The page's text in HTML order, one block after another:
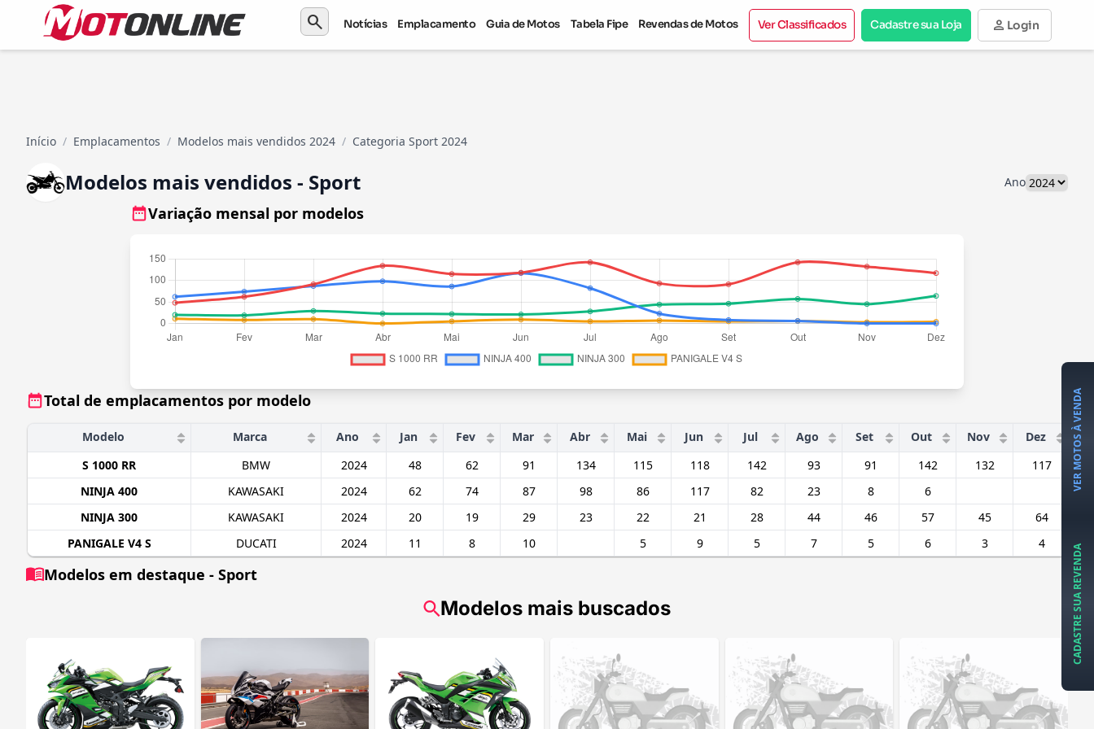
search Notícias Emplacamento Guia de Motos Tabela Fipe Revendas de Motos Ver Classificados Cadastre sua Loja person Login
Início / Emplacamentos / Modelos mais vendidos 2024 / Categoria Sport 2024
Modelos mais vendidos - Sport Ano
Variação mensal por modelos
Total de emplacamentos por modelo
Modelo Marca Ano Jan Fev Mar Abr Mai Jun Jul Ago Set Out Nov Dez
S 1000 RR
BMW 2024 48 62 91 134 115 118 142 93 91 142 132 117
NINJA 400
KAWASAKI 2024 62 74 87 98 86 117 82 23 8 6
NINJA 300
KAWASAKI 2024 20 19 29 23 22 21 28 44 46 57 45 64
PANIGALE V4 S
DUCATI 2024 11 8 10 5 9 5 7 5 6 3 4
Modelos em destaque - Sport
Modelos mais buscados
VER MOTOS À VENDA
CADASTRE SUA REVENDA